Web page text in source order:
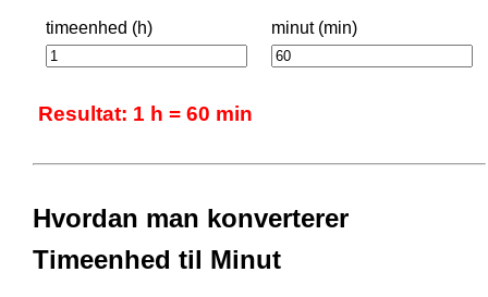
timeenhed (h) minut (min)
Resultat: 1 h = 60 min
Hvordan man konverterer
Timeenhed til Minut